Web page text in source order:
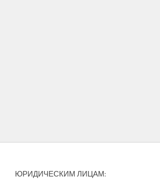
ЮРИДИЧЕСКИМ ЛИЦАМ: